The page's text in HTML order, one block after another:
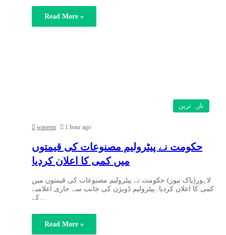
Read More »
تازہ ترین
waseem 1 hour ago
حکومت نے پیٹرولیم مصنوعات کی قیمتوں
میں کمی کا اعلان کردیا
لاہور(پاک نیوز) حکومت نے پیٹرولیم مصنوعات کی قیمتوں میں
کمی کا اعلان کردیا۔پیٹرولیم ڈویژن کی جانب سے جاری اعلامیے
کے…
Read More »